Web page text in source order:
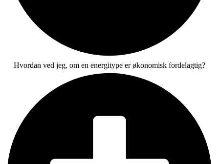
Hvordan ved jeg, om en energitype er økonomisk fordelagtig?